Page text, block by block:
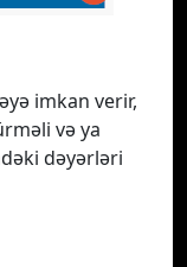
imkan verir,
və ya
dəyərləri